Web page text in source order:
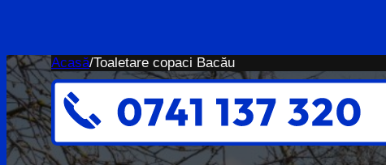
Acasă/Toaletare copaci Bacău